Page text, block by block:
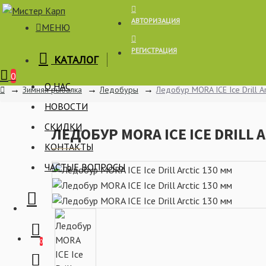
Корзина
МЕНЮ
КАТАЛОГ
О НАС
НОВОСТИ
СКИДКИ
КОНТАКТЫ
ЧАСТЫЕ ВОПРОСЫ
0
АВТОРИЗАЦИЯ
РЕГИСТРАЦИЯ
0
Зимняя рыбалка Ледобуры Ледобур MORA ICE Ice Drill
ЛЕДОБУР MORA ICE ICE DRILL